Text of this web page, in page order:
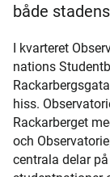
både
I kvarteret
nations
hiss.
Rackarberget
och
centrala delar